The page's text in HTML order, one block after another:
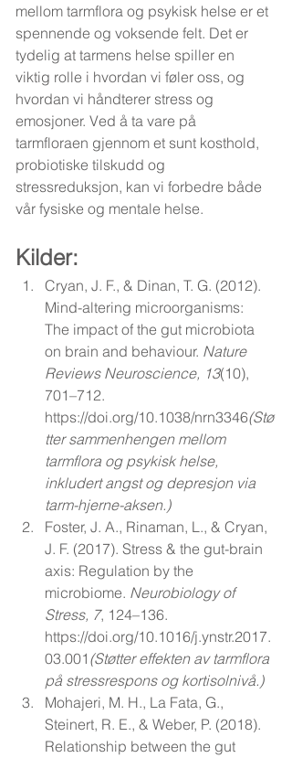
mellom tarmflora og psykisk helse er et
spennende og voksende felt. Det er
tydelig at tarmens helse spiller en
viktig rolle i hvordan vi føler oss, og
hvordan vi håndterer stress og
emosjoner. Ved å ta vare på
tarmfloraen gjennom et sunt kosthold,
probiotiske tilskudd og
stressreduksjon, kan vi forbedre både
vår fysiske og mentale helse.
Kilder:
Cryan, J. F., & Dinan, T. G. (2012).
Mind-altering microorganisms:
The impact of the gut microbiota
on brain and behaviour. Nature
Reviews Neuroscience, 13(10),
701–712.
https://doi.org/10.1038/nrn3346(Stø
tter sammenhengen mellom
tarmflora og psykisk helse,
inkludert angst og depresjon via
tarm-hjerne-aksen.)
Foster, J. A., Rinaman, L., & Cryan,
J. F. (2017). Stress & the gut-brain
axis: Regulation by the
microbiome. Neurobiology of
Stress, 7, 124–136.
https://doi.org/10.1016/j.ynstr.2017.
03.001 (Støtter effekten av tarmflora
på stressrespons og kortisolnivå.)
Mohajeri, M. H., La Fata, G.,
Steinert, R. E., & Weber, P. (2018).
Relationship between the gut